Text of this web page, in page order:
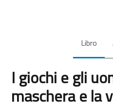
Libro
I giochi e gli
maschera e la